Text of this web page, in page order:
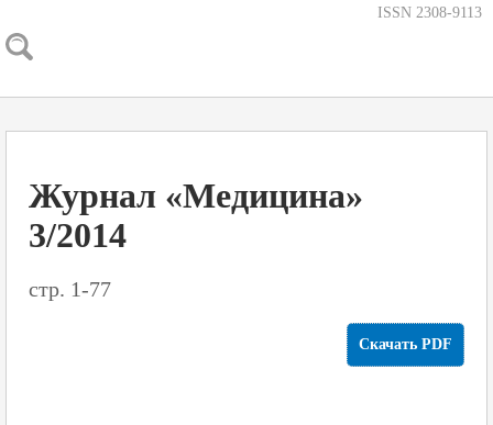
ISSN 2308-9113
Журнал «Медицина»
3/2014
стр. 1-77
Скачать PDF